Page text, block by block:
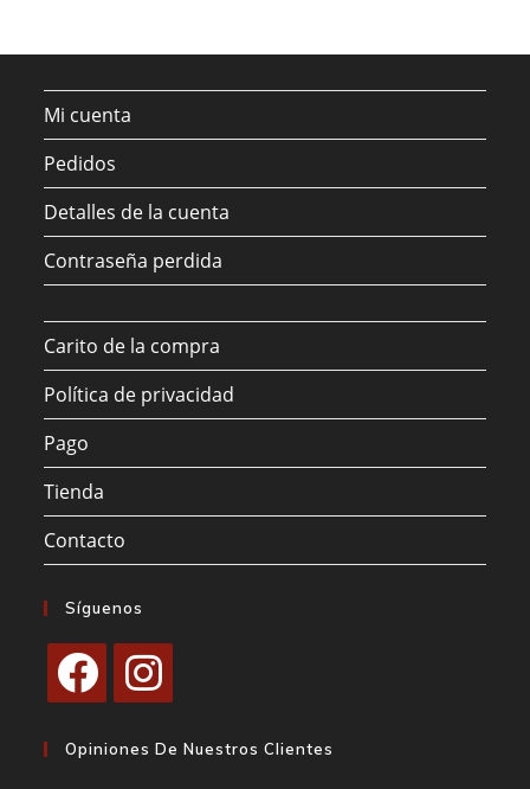
Mi cuenta
Pedidos
Detalles de la cuenta
Contraseña perdida
Carito de la compra
Política de privacidad
Pago
Tienda
Contacto
Síguenos
abre
abre
Opiniones De Nuestros Clientes